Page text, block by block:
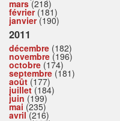
mars(218)
février(181)
janvier(190)
2011
décembre (182)
novembre (196)
octobre (174)
septembre (181)
août (177)
juillet(184)
juin (199)
mai (235)
avril(216)